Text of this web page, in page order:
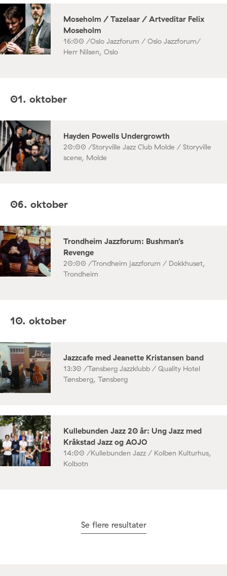
Moseholm / Tazelaar / Artveditar Felix
Moseholm
16:00 /Oslo Jazzforum / Oslo Jazzforum/
Herr Nilsen, Oslo
01. oktober
Hayden Powells Undergrowth
20:00 /Storyville Jazz Club Molde / Storyville
scene, Molde
06. oktober
Trondheim Jazzforum: Bushman’s
Revenge
20:00 /Trondheim jazzforum / Dokkhuset,
Trondheim
10. oktober
Jazzcafe med Jeanette Kristansen band
13:30 /Tønsberg Jazzklubb / Quality Hotel
Tønsberg, Tønsberg
Kullebunden Jazz 20 år: Ung Jazz med
Kråkstad Jazz og AOJO
14:00 /Kullebunden Jazz / Kolben Kulturhus,
Kolbotn
Se flere resultater